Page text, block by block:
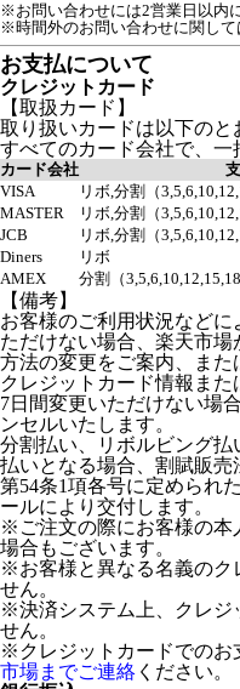
※お問い合わせには2営業日以内
※時間外のお問い合わせに関して
お支払について
クレジットカード
【取扱カード】
取り扱いカードは以下のと
すべてのカード会社で、一
カード会社
VISA
リボ,分割（
MASTER
リボ,分割（
JCB
リボ,分割（
Diners
リボ
AMEX
分割（
【備考】
お客様のご利用状況など
ただけない場合、楽天市
方法の変更をご案内、また
クレジットカード情報また
7日間変更いただけない場
ンセルいたします。
分割払い、リボルビング
払いとなる場合、割賦販売
第54条1項各号に定められ
ールにより交付します。
※ご注文の際にお客様の本
場合もございます。
※お客様と異なる名義のク
せん。
※決済システム上、クレジ
せん。
※クレジットカードでのお
市場までご連絡 ください。